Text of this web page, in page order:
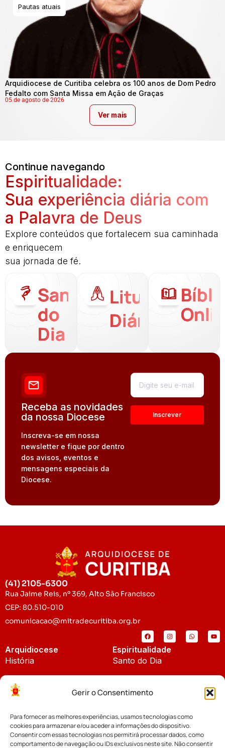
Gerir o Consentimento
Para fornecer as melhores experiências, usamos tecnologias como
cookies para armazenar e/ou aceder a informações do dispositivo.
Consentir com essas tecnologias nos permitirá processar dados, como
comportamento de navegação ou IDs exclusivos neste site. Não consentir
Pautas atuais
Arquidiocese de Curitiba celebra os 100 anos de Dom Pedro
Fedalto com Santa Missa em Ação de Graças
05 de agosto de 2026
Ver mais
Continue navegando
Espiritualidade:
Sua experiência diária com
a Palavra de Deus
Explore conteúdos que fortalecem sua caminhada
e enriquecem
sua jornada de fé.
Santo
do
Dia
Liturgia
Diária
Receba as novidades
da nossa Diocese
Inscreva-se em nossa
newsletter e fique por dentro
dos avisos, eventos e
mensagens especiais da
Diocese.
(41) 2105-6300
Rua Jaime Reis, nº 369, Alto São Francisco
CEP: 80.510-010
comunicacao@mitradecuritiba.org.br
Arquidiocese
História
Padroeira
Espiritualidade
Santo do Dia
Notícias
Notícias da Arquidiocese
Cúria Diocesana
Fundo Diocesano